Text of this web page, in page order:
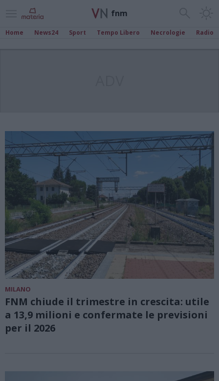
fnm
Home News24 Sport Tempo Libero Necrologie Radio
MILANO
FNM chiude il trimestre in crescita: utile
a 13,9 milioni e confermate le previsioni
per il 2026